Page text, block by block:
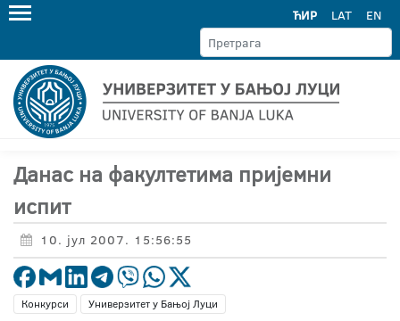
ЋИР LAT EN
Данас на факултетима пријемни
испит
10. јул 2007. 15:56:55
Конкурси Универзитет у Бањој Луци